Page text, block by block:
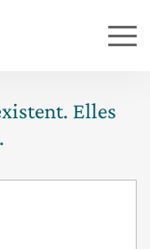
Elles